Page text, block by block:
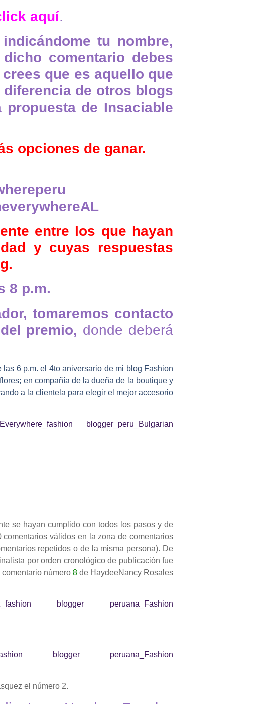
aquí.
tu nombre,
comentario debes
crees que es aquello que
de otros blogs
de Insaciable
opciones de ganar.
entre los que hayan
y cuyas respuestas
8 p.m.
tomaremos contacto
premio, donde deberá
6 p.m. el 4to aniversario de mi blog Fashion
en compañía de la dueña de la boutique y
a la clientela para elegir el mejor accesorio
se hayan cumplido con todos los pasos y de
comentarios válidos en la zona de comentarios
repetidos o de la misma persona). De
por orden cronológico de publicación fue
número 8 de HaydeeNancy Rosales
el número 2.